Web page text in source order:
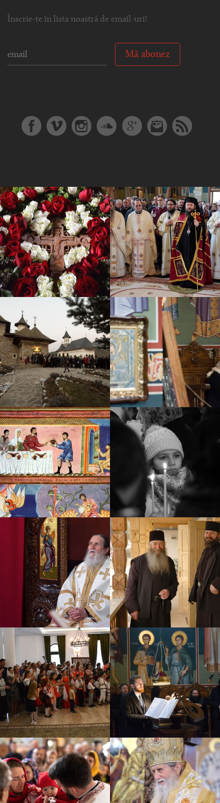
Înscrie-te în lista noastră de email-uri!
Mă abonez